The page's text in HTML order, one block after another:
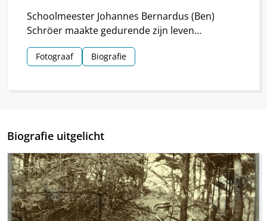
Schoolmeester Johannes Bernardus (Ben)
Schröer maakte gedurende zijn leven
haarscherpe foto’s in en om Nieuw-
Schoonebeek.
Fotograaf Biografie
Biografie uitgelicht